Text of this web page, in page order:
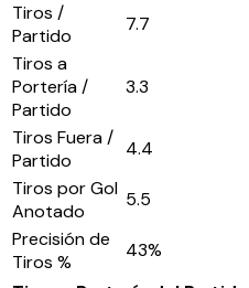
Tiros /
Partido
7.7
Tiros a
Portería /
Partido
3.3
Tiros Fuera /
Partido
4.4
Tiros por Gol
Anotado
5.5
Precisión de
Tiros %
43%